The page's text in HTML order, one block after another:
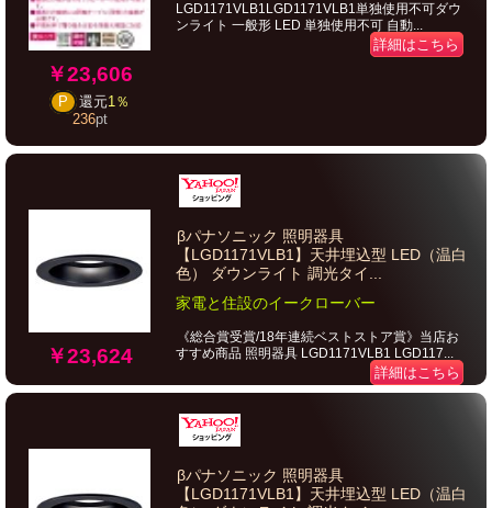
￥23,606
P 還元1％
236pt
LGD1171VLB1LGD1171VLB1単独使用不可ダウ
ンライト 一般形 LED 単独使用不可 自動...
詳細はこちら
￥23,624
βパナソニック 照明器具
【LGD1171VLB1】天井埋込型 LED（温白
色） ダウンライト 調光タイ...
家電と住設のイークローバー
《総合賞受賞/18年連続ベストストア賞》当店お
すすめ商品 照明器具 LGD1171VLB1 LGD117...
詳細はこちら
βパナソニック 照明器具
【LGD1171VLB1】天井埋込型 LED（温白